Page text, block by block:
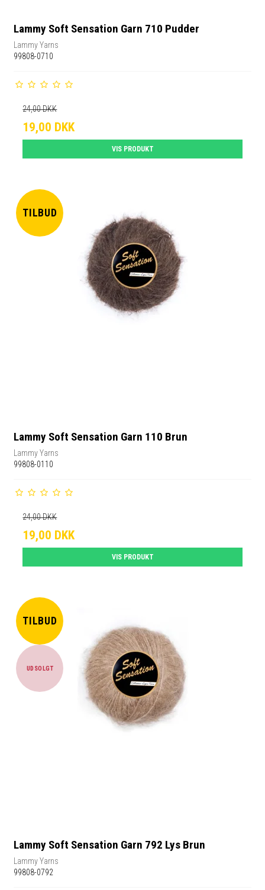
Lammy Soft Sensation Garn 710 Pudder
Lammy Yarns
99808-0710
24,00 DKK
19,00 DKK
VIS PRODUKT
TILBUD
Lammy Soft Sensation Garn 110 Brun
Lammy Yarns
99808-0110
24,00 DKK
19,00 DKK
VIS PRODUKT
TILBUD
UDSOLGT
Lammy Soft Sensation Garn 792 Lys Brun
Lammy Yarns
99808-0792